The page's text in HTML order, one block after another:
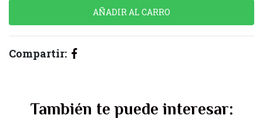
Compartir:
También te puede interesar: